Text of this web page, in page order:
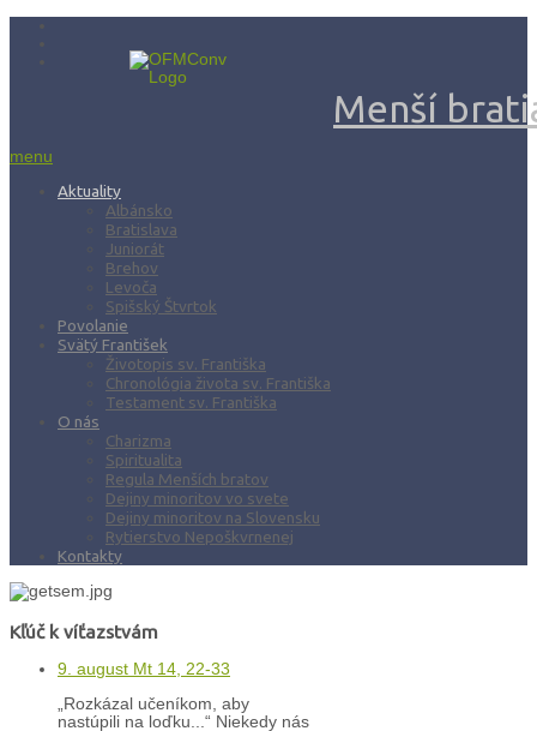
Menší
menu
Aktuality
Albánsko
Bratislava
Juniorát
Brehov
Levoča
Spišský Štvrtok
Povolanie
Svätý František
Životopis sv. Františka
Chronológia života sv. Františka
Testament sv. Františka
O nás
Charizma
Spiritualita
Regula Menších bratov
Dejiny minoritov vo svete
Dejiny minoritov na Slovensku
Rytierstvo Nepoškvrnenej
Kontakty
Kľúč k víťazstvám
9. august Mt 14, 22-33
„Rozkázal učeníkom, aby
nastúpili na loďku...“ Niekedy nás